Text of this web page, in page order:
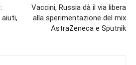
Vaccini, Russia dà il via libera
alla sperimentazione del mix
AstraZeneca e Sputnik